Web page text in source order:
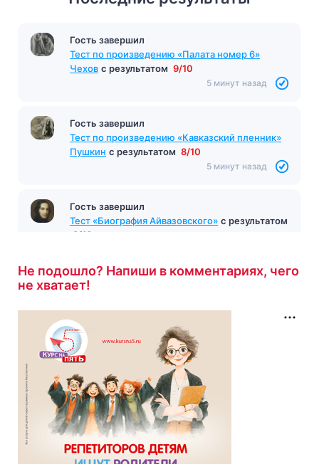
Гость завершил
Тест на тему "Древняя Греция" с результатом
2/5
5 минут назад
Гость завершил
Тест по произведению «Палата номер 6»
Чехов с результатом 9/10
5 минут назад
Гость завершил
Тест по произведению «Кавказский пленник»
Пушкин
Не подошло? Напиши в комментариях, чего
не хватает!